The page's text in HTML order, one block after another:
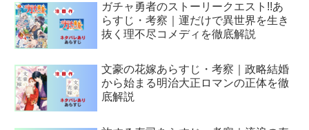
ガチャ勇者のストーリークエスト!!あ
らすじ・考察｜運だけで異世界を生き
抜く理不尽コメディを徹底解説
文豪の花嫁あらすじ・考察｜政略結婚
から始まる明治大正ロマンの正体を徹
底解説